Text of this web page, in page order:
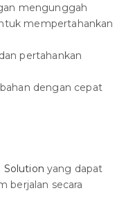
mengunggah
mempertahankan
pertahankan
dengan cepat
Solution yang dapat
berjalan secara